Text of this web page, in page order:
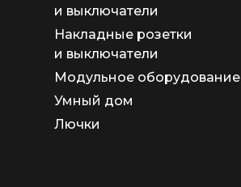
и выключатели
Накладные розетки
и выключатели
Модульное оборудование
Умный дом
Лючки